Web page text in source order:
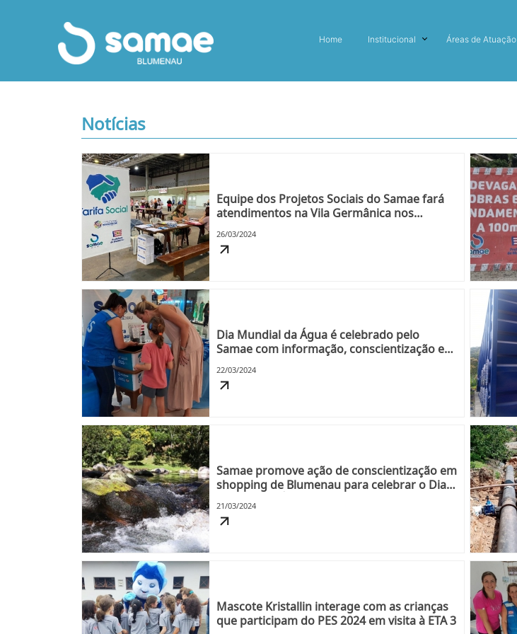
Home Institucional Áreas de Atuação
Notícias
Equipe dos Projetos Sociais do Samae fará
atendimentos na Vila Germânica nos
26/03/2024
Dia Mundial da Água é celebrado pelo
Samae com informação, conscientização e
22/03/2024
Samae promove ação de conscientização em
shopping de Blumenau para celebrar o Dia
21/03/2024
Mascote Kristallin interage com as crianças
que participam do PES 2024 em visita à ETA 3